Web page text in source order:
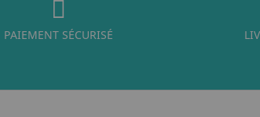
PAIEMENT SÉCURISÉ